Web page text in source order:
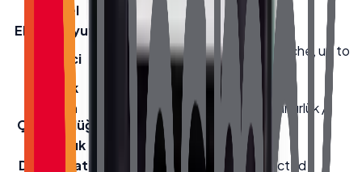
Model
TX-1560M
Ekran Boyutu
İşlemci
Intel® Celeron® J6412 1.5M Cache, up to
2.60 GHz
Bellek
Yageo 8GB DDR4 Ram
Ekran
Çözünürlüğü
1920(RGB)×1080, FHD Çözünürlük /
Resolution
Parlaklık
250 cd/m² (Typ.) Parlaklık
Dokunmatik
10 Nokta Multi-Touch (Projected